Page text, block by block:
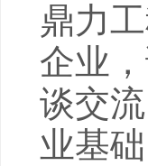
鼎力
企业
谈交
业基